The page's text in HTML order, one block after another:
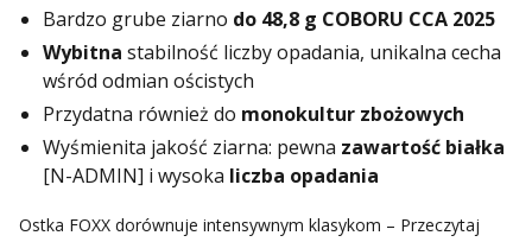
Bardzo grube ziarno do 48,8 g COBORU CCA 2025
Wybitna stabilność liczby opadania, unikalna cecha
wśród odmian ościstych
Przydatna również do monokultur zbożowych
Wyśmienita jakość ziarna: pewna zawartość białka
[N-ADMIN] i wysoka liczba opadania
Ostka FOXX dorównuje intensywnym klasykom – Przeczytaj